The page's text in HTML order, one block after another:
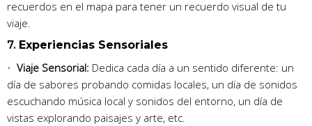
recuerdos en el mapa para tener un recuerdo visual de tu
viaje.
7. Experiencias Sensoriales
Viaje Sensorial: Dedica cada día a un sentido diferente: un
día de sabores probando comidas locales, un día de sonidos
escuchando música local y sonidos del entorno, un día de
vistas explorando paisajes y arte, etc.